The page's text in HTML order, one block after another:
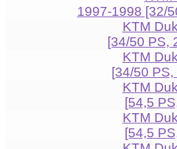
1997-1998 [32/
KTM
[34/50 PS,
KTM
[34/50
KTM
[54,5
KTM
[54,5